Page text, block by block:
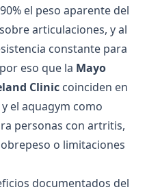
el peso aparente del
articulaciones, y al
constante para
eso que la Mayo
Clinic coinciden en
el aquagym como
personas con artritis,
o limitaciones
documentados del